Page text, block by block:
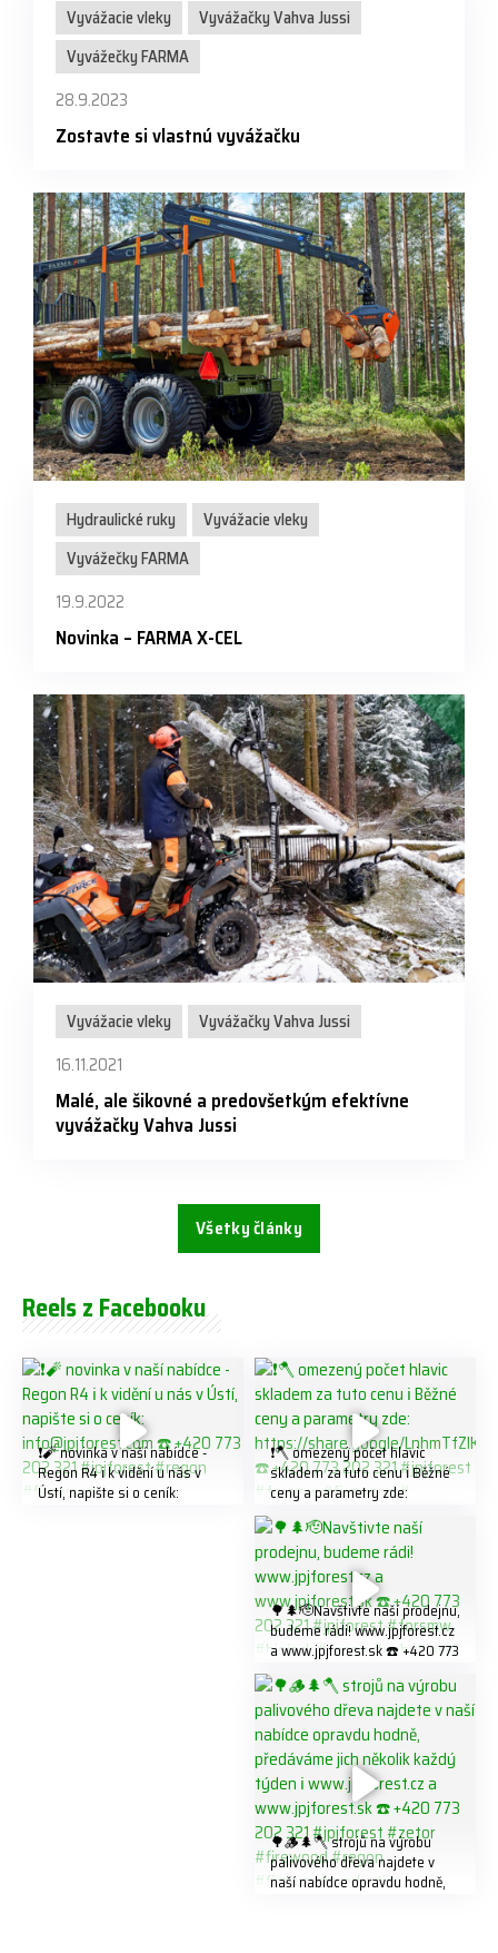
Vyvážacie vleky
Vyvážačky Vahva Jussi
Vyvážečky FARMA
28.9.2023
Zostavte si vlastnú vyvážačku
Hydraulické ruky
Vyvážacie vleky
Vyvážečky FARMA
19.9.2022
Novinka – FARMA X-CEL
Vyvážacie vleky
Vyvážačky Vahva Jussi
16.11.2021
Malé, ale šikovné a predovšetkým efektívne
vyvážačky Vahva Jussi
Všetky články
Reels z Facebooku
❗️🧨 novinka v naší nabídce -
Regon R4 ℹ️ k vidění u nás v
Ústí, napište si o ceník:
❗️🪓 omezený počet hlavic
skladem za tuto cenu ℹ️ Běžné
ceny a parametry zde:
K8W5t7i6o ☎️ +420 773 202
321 #jpjforest #forsmw
#firewood #
🌳🌲🫡Navštivte naší prodejnu,
budeme rádi! www.jpjforest.cz
a www.jpjforest.sk ☎️ +420 773
#biojack #regon #vahvajussi
🌳🪵🌲🪓 strojů na výrobu
palivového dřeva najdete v
naší nabídce opravdu hodně,